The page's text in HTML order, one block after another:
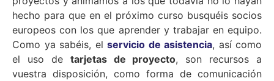
hecho para que en el próximo curso busquéis socios
europeos con los que aprender y trabajar en equipo.
Como ya sabéis, el servicio de asistencia, así como
el uso de tarjetas de proyecto, son recursos a
vuestra disposición, como forma de comunicación